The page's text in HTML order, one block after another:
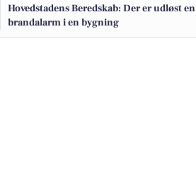
Hovedstadens Beredskab: Der er udløst en
brandalarm i en bygning